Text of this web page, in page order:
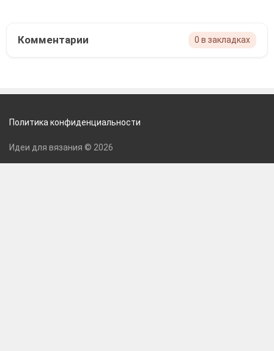
Комментарии 0 в закладках
Политика конфиденциальности
Идеи для вязания © 2026